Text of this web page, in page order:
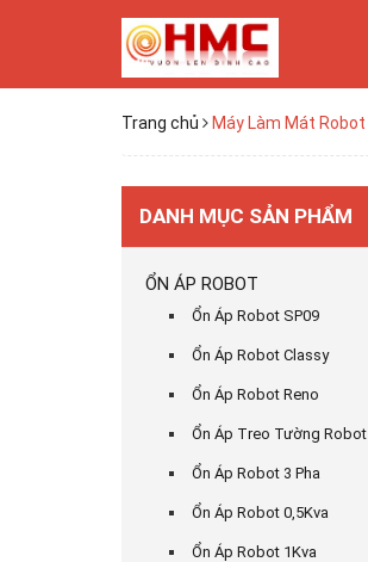
Trang chủ Máy Làm Mát Robot
DANH MỤC SẢN PHẨM
ỔN ÁP ROBOT
Ổn Áp Robot SP09
Ổn Áp Robot Classy
Ổn Áp Robot Reno
Ổn Áp Treo Tường Robot
Ổn Áp Robot 3 Pha
Ổn Áp Robot 0,5Kva
Ổn Áp Robot 1Kva